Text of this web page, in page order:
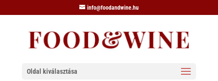
info@foodandwine.hu
Oldal kiválasztása